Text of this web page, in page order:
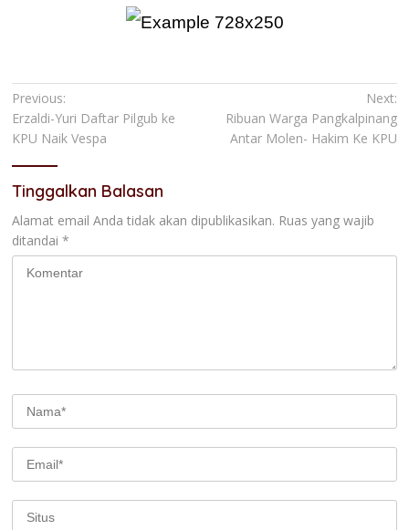
Navigasi
pos
Previous:
Erzaldi-Yuri Daftar Pilgub ke
KPU Naik Vespa
Next:
Ribuan Warga Pangkalpinang
Antar Molen- Hakim Ke KPU
Tinggalkan Balasan
Alamat email Anda tidak akan dipublikasikan. Ruas yang wajib
ditandai *